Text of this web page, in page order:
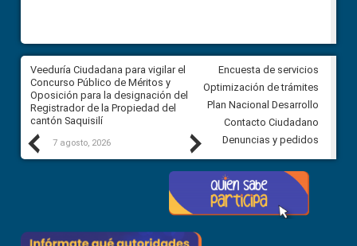
Previous
Veeduría Ciudadana para vigilar el
Concurso Público de Méritos y
Oposición para la designación del
Registrador de la Propiedad del
cantón Saquisilí
7 agosto, 2026
Veeduría Ciudadana para
construcción del asfaltado de
Ballenita del cantón Santa
7 agosto, 2026
Next
Encuesta de servicios
Optimización de trámites
Plan Nacional Desarrollo
Contacto Ciudadano
Denuncias y pedidos